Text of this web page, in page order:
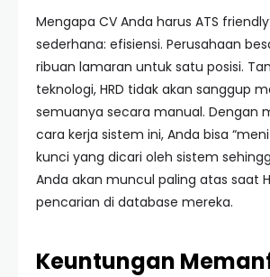
Mengapa CV Anda harus ATS
sederhana: efisiensi. Perusahaan
ribuan lamaran untuk satu posisi.
teknologi, HRD tidak akan sanggup
semuanya secara manual. Dengan
cara kerja sistem ini, Anda bisa
kunci yang dicari oleh sistem
Anda akan muncul paling atas saat
pencarian di database mereka.
Keuntungan